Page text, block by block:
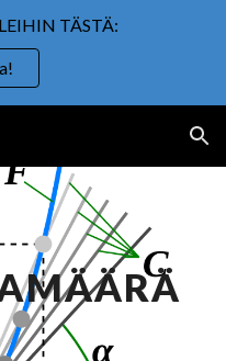
TÄSTÄ: